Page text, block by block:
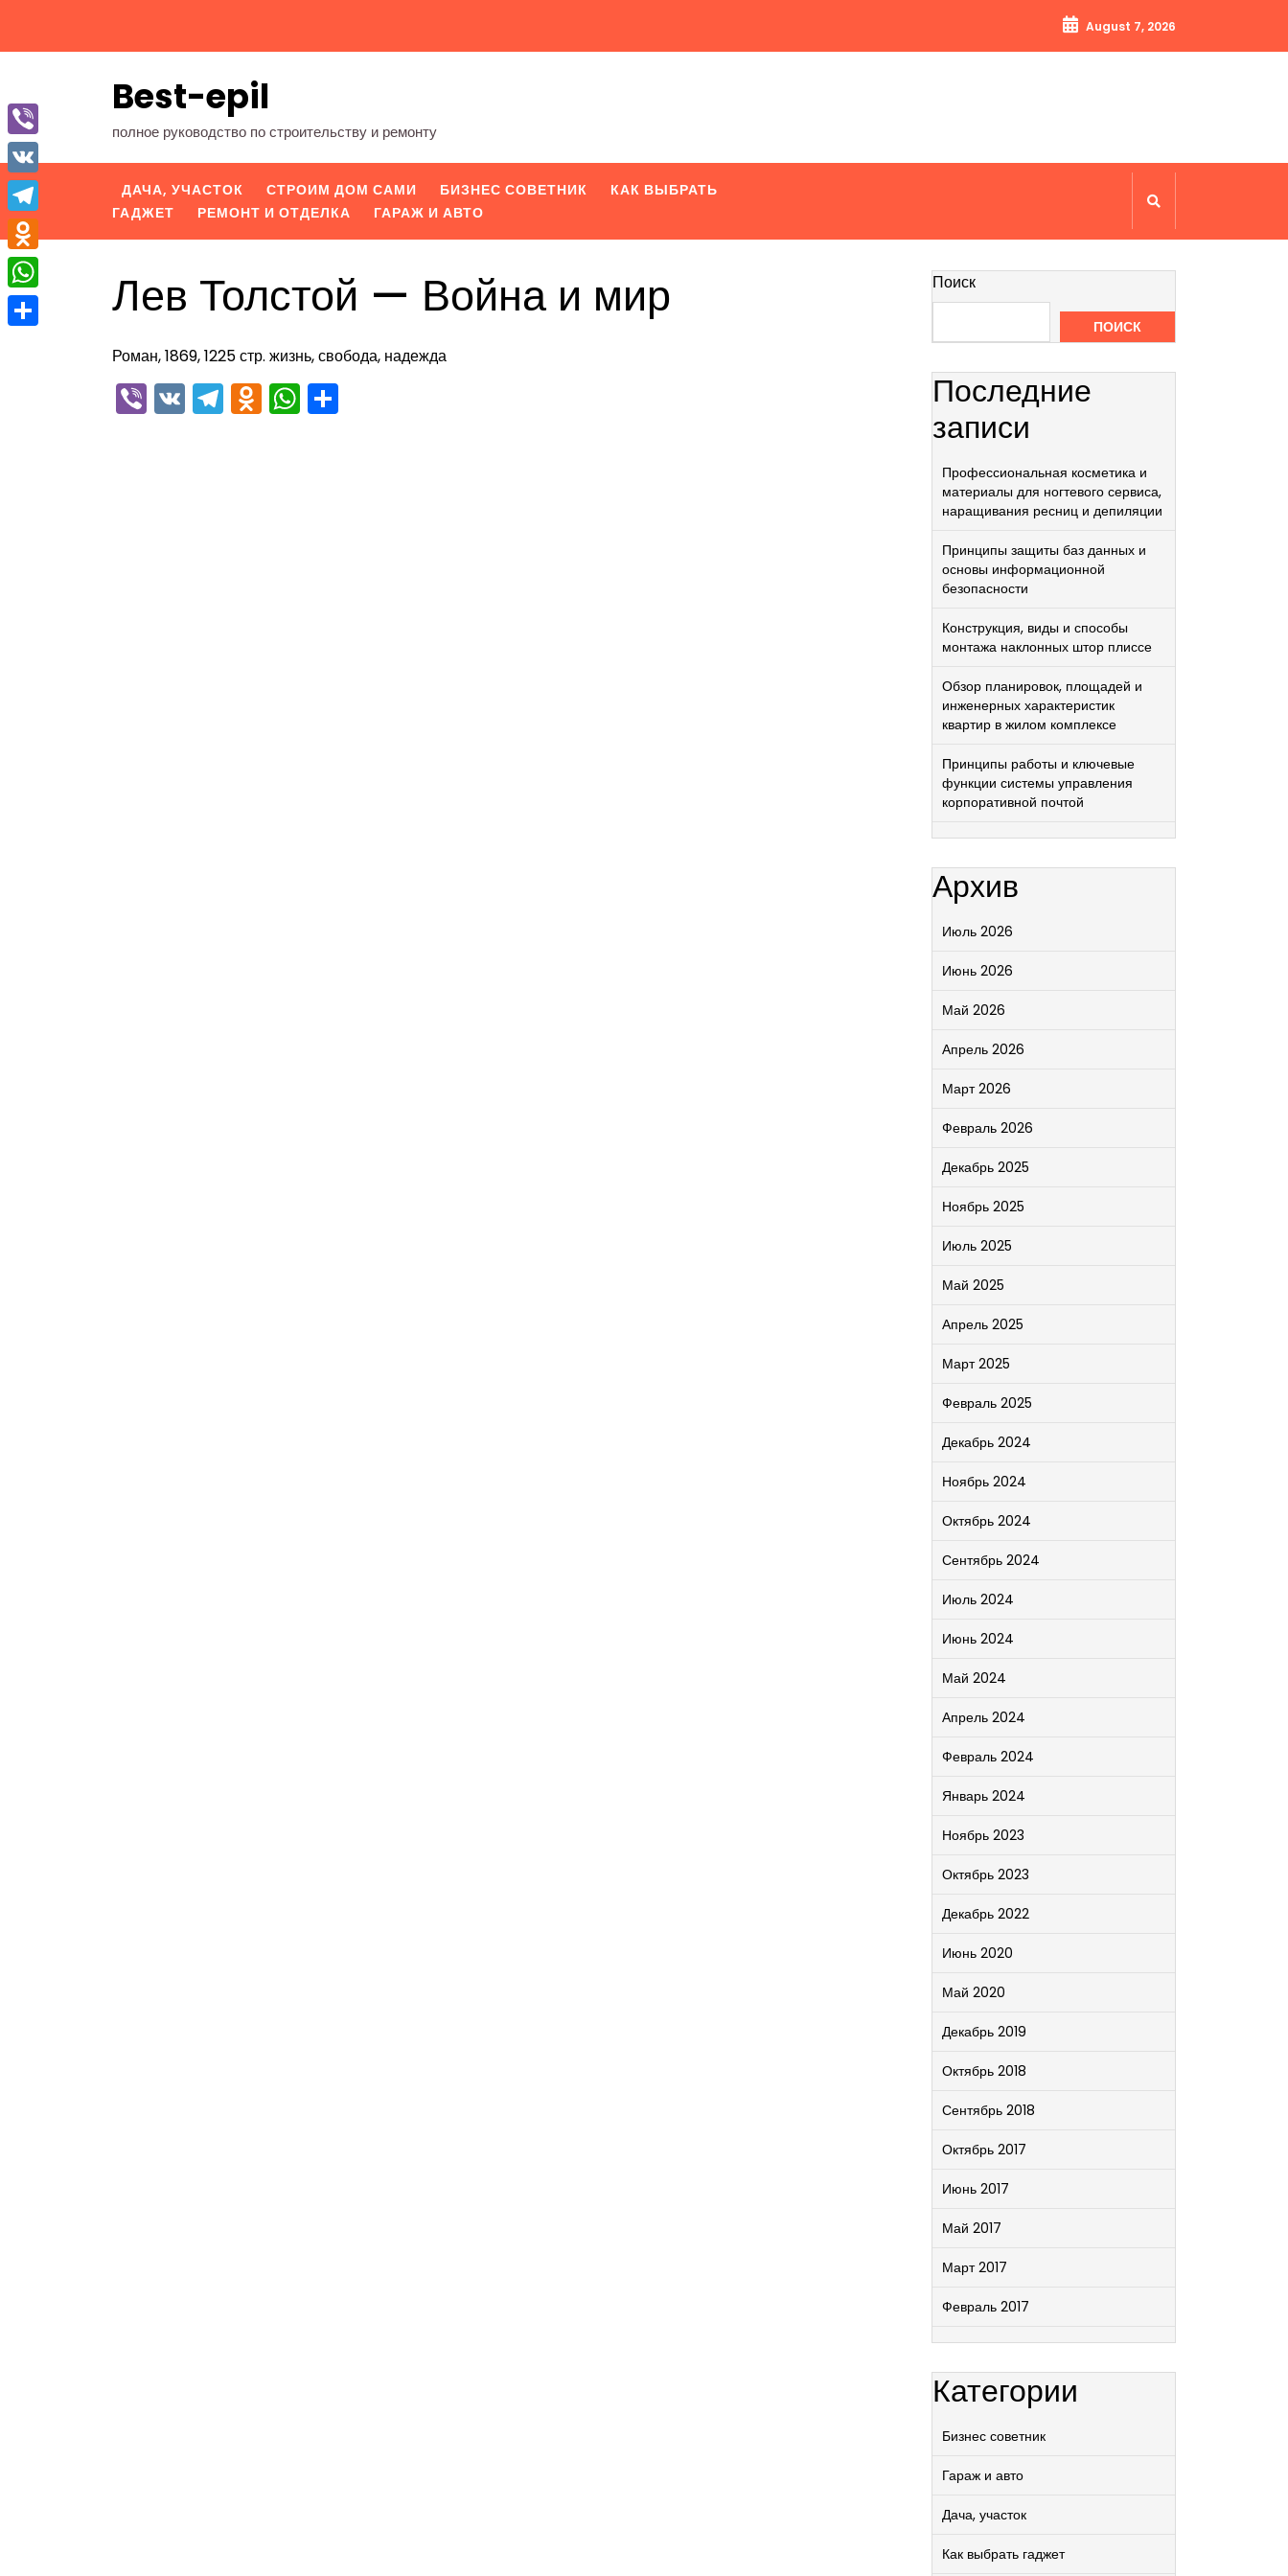
содержимому
August 7, 2026
Best-epil
полное руководство по строительству и ремонту
ДАЧА, УЧАСТОК СТРОИМ ДОМ САМИ БИЗНЕС СОВЕТНИК
КАК ВЫБРАТЬ
ГАДЖЕТ
РЕМОНТ И ОТДЕЛКА ГАРАЖ И АВТО
Лев Толстой — Война и мир
Роман, 1869, 1225 стр. жизнь, свобода, надежда
Viber
VKTelegram
Odnoklassniki
WhatsApp
Поиск
ПОИСК
Последние
записи
Профессиональная косметика и
материалы для ногтевого сервиса,
наращивания ресниц и депиляции
Принципы защиты баз данных и
основы информационной
безопасности
Конструкция, виды и способы
монтажа наклонных штор плиссе
Обзор планировок, площадей и
инженерных характеристик
квартир в жилом комплексе
Принципы работы и ключевые
функции системы управления
корпоративной почтой
Архив
Июль 2026
Июнь 2026
Май 2026
Апрель 2026
Март 2026
Февраль 2026
Декабрь 2025
Ноябрь 2025
Июль 2025
Май 2025
Апрель 2025
Март 2025
Февраль 2025
Декабрь 2024
Ноябрь 2024
Октябрь 2024
Сентябрь 2024
Июль 2024
Июнь 2024
Май 2024
Апрель 2024
Февраль 2024
Январь 2024
Ноябрь 2023
Октябрь 2023
Декабрь 2022
Июнь 2020
Май 2020
Декабрь 2019
Октябрь 2018
Сентябрь 2018
Октябрь 2017
Июнь 2017
Май 2017
Март 2017
Февраль 2017
Категории
Бизнес советник
Гараж и авто
Дача, участок
Как выбрать гаджет
Viber
VK
Telegram
Odnoklassniki
WhatsApp